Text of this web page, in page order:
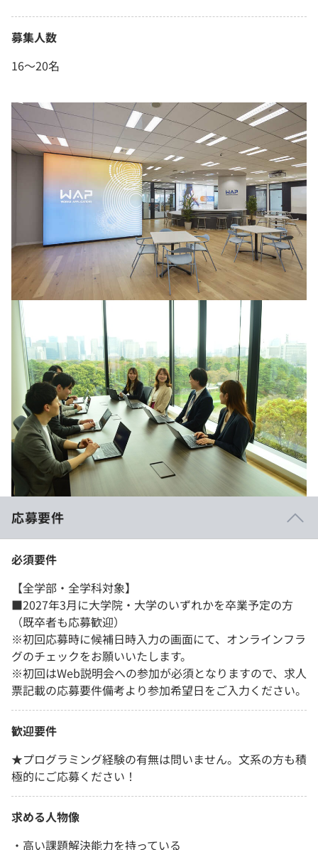
募集人数
16～20名
応募要件
必須要件
【全学部・全学科対象】
■2027年3月に大学院・大学のいずれかを卒業予定の方
（既卒者も応募歓迎）
※初回応募時に候補日時入力の画面にて、オンラインフラ
グのチェックをお願いいたします。
※初回はWeb説明会への参加が必須となりますので、求人
票記載の応募要件備考より参加希望日をご入力ください。
歓迎要件
★プログラミング経験の有無は問いません。文系の方も積
極的にご応募ください！
求める人物像
・高い課題解決能力を持っている